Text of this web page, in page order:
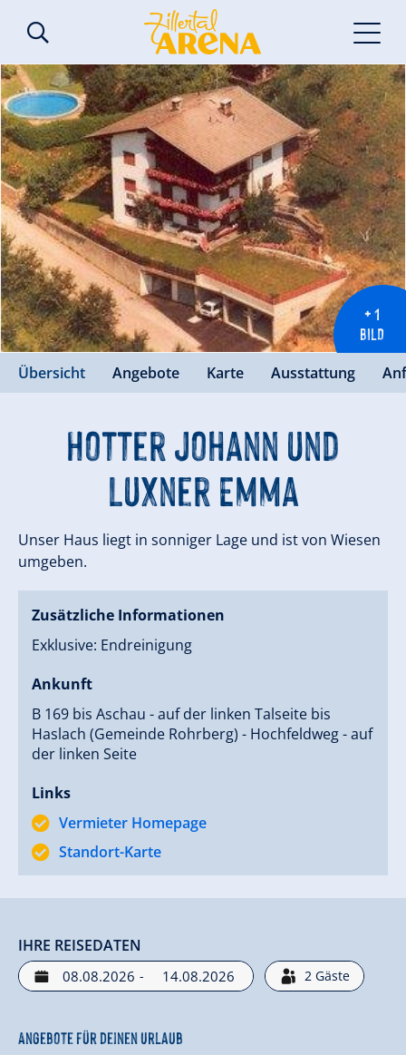
+ 1
BILD
Übersicht Angebote Karte Ausstattung
Hotter Johann und
Luxner Emma
Unser Haus liegt in sonniger Lage und ist von Wiesen
umgeben.
Zusätzliche Informationen
Exklusive: Endreinigung
Ankunft
B 169 bis Aschau - auf der linken Talseite bis
Haslach (Gemeinde Rohrberg) - Hochfeldweg - auf
der linken Seite
Links
Vermieter Homepage
Standort-Karte
IHRE REISEDATEN
- 2 Gäste
Angebote für deinen Urlaub